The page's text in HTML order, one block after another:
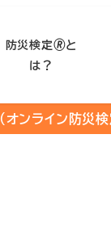
防災検定🄬と
は？
（オンライン防災